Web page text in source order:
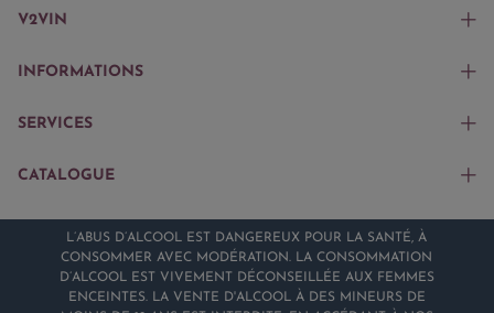
V2VIN
INFORMATIONS
SERVICES
CATALOGUE
L’ABUS D’ALCOOL EST DANGEREUX POUR LA SANTÉ, À
CONSOMMER AVEC MODÉRATION. LA CONSOMMATION
D’ALCOOL EST VIVEMENT DÉCONSEILLÉE AUX FEMMES
ENCEINTES. LA VENTE D'ALCOOL À DES MINEURS DE